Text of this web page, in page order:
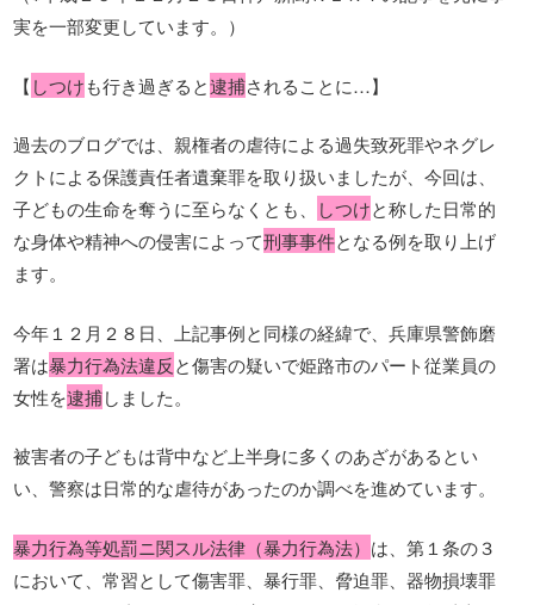
実を一部変更しています。）
【 しつけも行き過ぎると逮捕されることに…】
過去のブログでは、親権者の虐待による過失致死罪やネグレ
クトによる保護責任者遺棄罪を取り扱いましたが、今回は、
子どもの生命を奪うに至らなくとも、
しつけと称した日常的
な身体や精神への侵害によって刑事事件となる例を取り上げ
ます。
今年１２月２８日、上記事例と同様の経緯で、兵庫県警飾磨
署は暴力行為法違反と傷害の疑いで姫路市のパート従業員の
女性を逮捕しました。
被害者の子どもは背中など上半身に多くのあざがあるとい
い、警察は日常的な虐待があったのか調べを進めています。
暴力行為等処罰ニ関スル法律（暴力行為法） は、第１条の３
において、常習として傷害罪、暴行罪、脅迫罪、器物損壊罪